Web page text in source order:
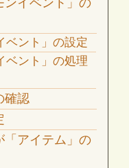
イベント」の
ベント」の設定
ベント」の処理
確認
「アイテム」の